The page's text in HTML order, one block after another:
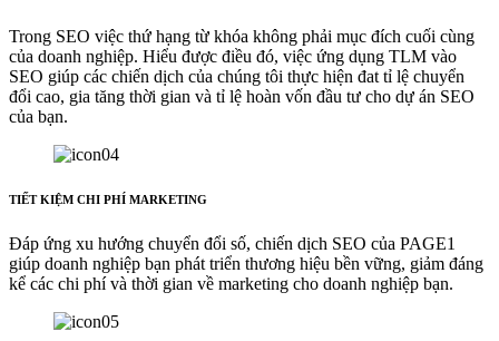
Trong SEO việc thứ hạng từ khóa không phải mục đích cuối cùng
của doanh nghiệp. Hiểu được điều đó, việc ứng dụng TLM vào
SEO giúp các chiến dịch của chúng tôi thực hiện đat tỉ lệ chuyển
đổi cao, gia tăng thời gian và tỉ lệ hoàn vốn đầu tư cho dự án SEO
của bạn.
TIẾT KIỆM CHI PHÍ MARKETING
Đáp ứng xu hướng chuyển đổi số, chiến dịch SEO của PAGE1
giúp doanh nghiệp bạn phát triển thương hiệu bền vững, giảm đáng
kể các chi phí và thời gian về marketing cho doanh nghiệp bạn.